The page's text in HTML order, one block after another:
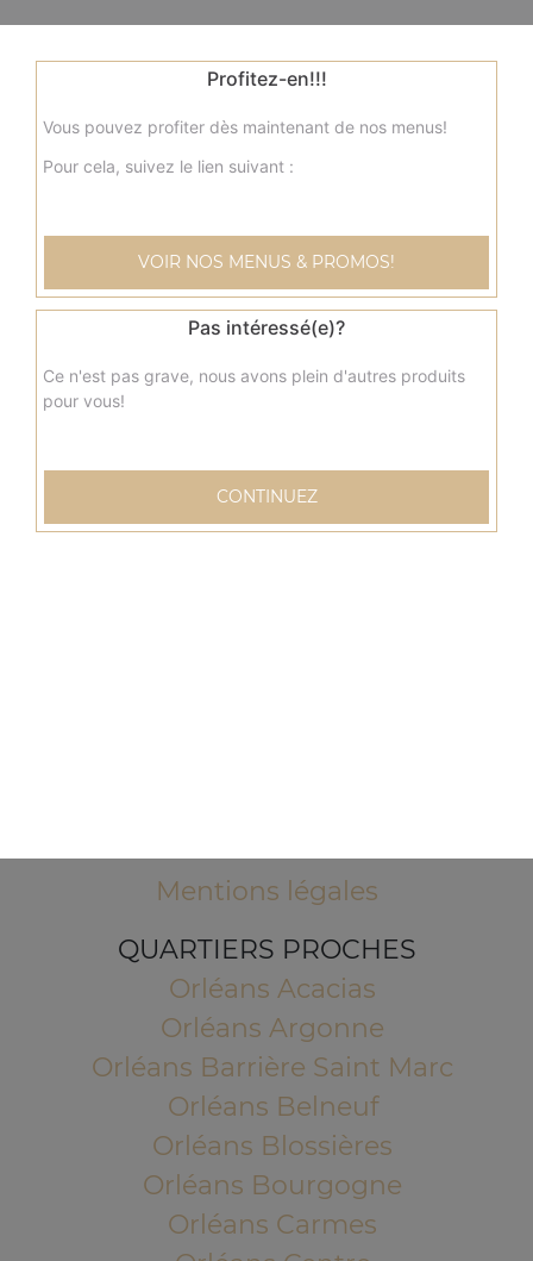
Mentions légales
QUARTIERS PROCHES
Orléans Acacias
Orléans Argonne
Orléans Barrière Saint Marc
Orléans Belneuf
Orléans Blossières
Orléans Bourgogne
Orléans Carmes
Profitez-en!!!
Vous pouvez profiter dès maintenant de nos menus!
Pour cela, suivez le lien suivant :
VOIR NOS MENUS & PROMOS!
Pas intéressé(e)?
Ce n'est pas grave, nous avons plein d'autres produits
pour vous!
CONTINUEZ